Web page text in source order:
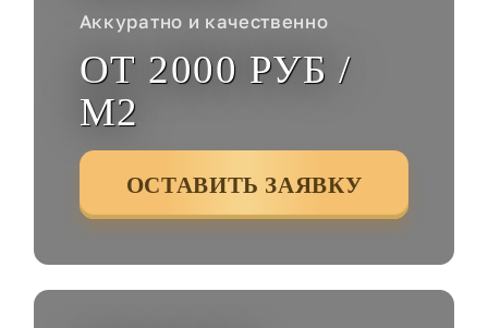
Аккуратно и качественно
ОТ 2000 РУБ /
М2
ОСТАВИТЬ ЗАЯВКУ